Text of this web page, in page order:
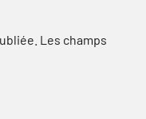
Les champs